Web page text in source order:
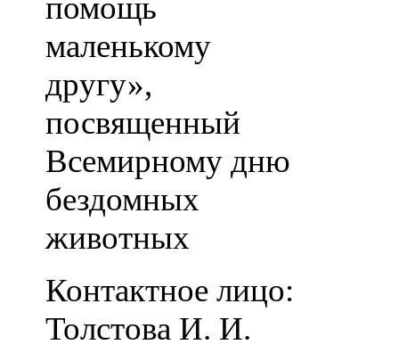
помощь
маленькому
другу»,
посвященный
Всемирному дню
бездомных
животных
Контактное лицо:
Толстова И. И.